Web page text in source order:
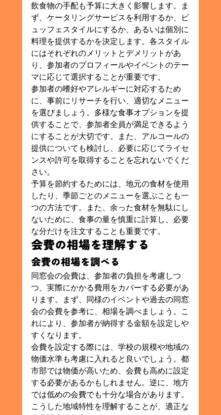
飲食物の手配も予算に大きく影響します。ま
ず、ケータリングサービスを利用するか、ビ
ュッフェスタイルにするか、あるいは個別に
料理を提供するかを決定します。各スタイル
にはそれぞれのメリットとデメリットがあ
り、参加者のプロフィールやイベントのテー
マに応じて選択することが重要です。
参加者の嗜好やアレルギーに対応するため
に、事前にリサーチを行い、適切なメニュー
を選びましょう。多様な食事オプションを提
供することで、参加者全員が満足できるよう
にすることが大切です。また、アルコールの
提供についても検討し、必要に応じてライセ
ンスや許可を取得することを忘れないでくだ
さい。
予算を節約するためには、地元の食材を使用
したり、季節ごとのメニューを選ぶことも一
つの方法です。また、余った食材を無駄にし
ないために、食事の量を慎重に計算し、必要
な分だけを注文することも重要です。
会費の相場を理解する
会費の相場を調べる
同窓会の会費は、参加者の負担を考慮しつ
つ、実際にかかる費用をカバーする必要があ
ります。まず、同様のイベントや過去の同窓
会の会費を参考に、相場を調べましょう。こ
れにより、参加者が納得する金額を設定しや
すくなります。
会費を設定する際には、学校の規模や地域の
物価水準も考慮に入れると良いでしょう。都
市部では物価が高いため、会費も高めに設定
する必要があるかもしれません。逆に、地方
では低めの会費でも十分な場合があります。
こうした地域特性を理解することが、適正な